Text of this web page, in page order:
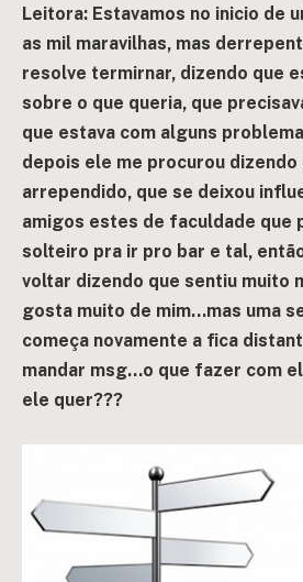
Leitora: Estavamos no inicio de
as mil maravilhas, mas
resolve termirnar, dizendo que
sobre o que queria, que
que estava com alguns
depois ele me procurou dizendo
arrependido, que se deixou
amigos estes de faculdade que
solteiro pra ir pro bar e tal,
voltar dizendo que sentiu muito
gosta muito de mim…mas uma
começa novamente a fica
mandar msg…o que fazer com
ele quer???